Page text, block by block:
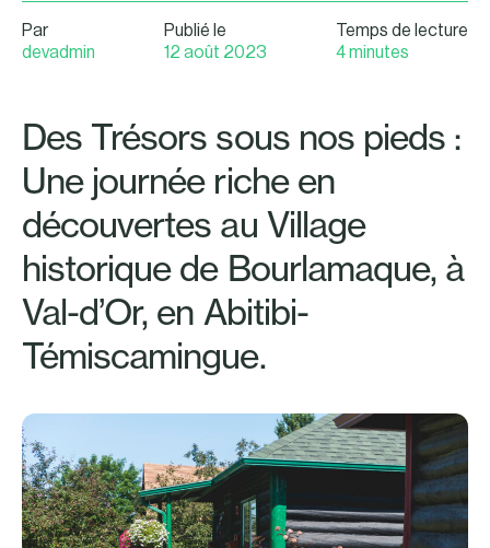
Par
devadmin
Publié le
12 août 2023
Temps de lecture
4 minutes
Des Trésors sous nos pieds :
Une journée riche en
découvertes au Village
historique de Bourlamaque, à
Val-d’Or, en Abitibi-
Témiscamingue.